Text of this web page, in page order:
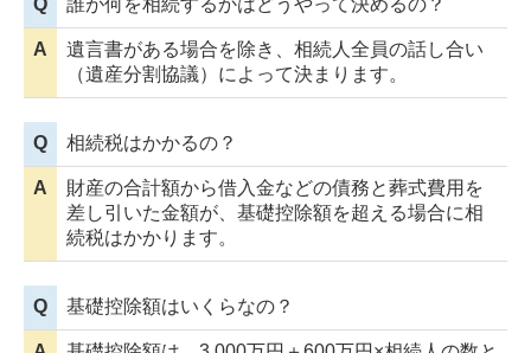
Q 誰が何を相続するかはどうやって決めるの？
A
遺言書がある場合を除き、相続人全員の話し合い
（遺産分割協議）によって決まります。
Q 相続税はかかるの？
A
財産の合計額から借入金などの債務と葬式費用を
差し引いた金額が、基礎控除額を超える場合に相
続税はかかります。
Q 基礎控除額はいくらなの？